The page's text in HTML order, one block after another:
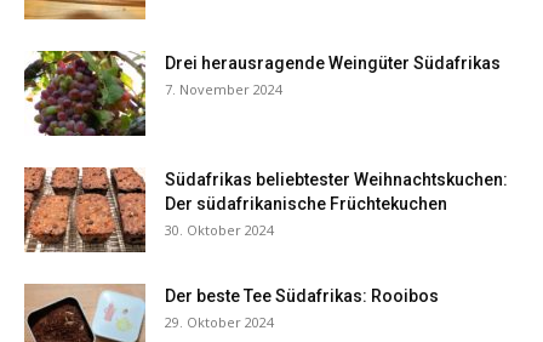
Drei herausragende Weingüter Südafrikas
7. November 2024
Südafrikas beliebtester Weihnachtskuchen:
Der südafrikanische Früchtekuchen
30. Oktober 2024
Der beste Tee Südafrikas: Rooibos
29. Oktober 2024